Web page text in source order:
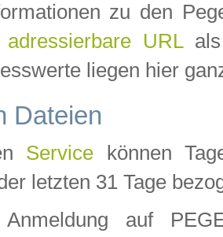
zu den
adressierbare URLals
liegen hier
Dateien
Service können
letzten 31 Tage
auf